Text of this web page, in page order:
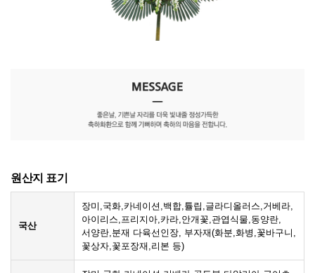
원산지 표기
국산
장미,국화,카네이션,백합,튤립,글라디올러스,거베라,
아이리스,프리지아,카라,안개꽃,관엽식물,동양란,
서양란,분재 다육선인장, 부자재(화분,화병,꽃바구니,
꽃상자,꽃포장재,리본 등)